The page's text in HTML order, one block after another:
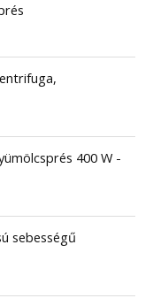
400 W -
sebességű